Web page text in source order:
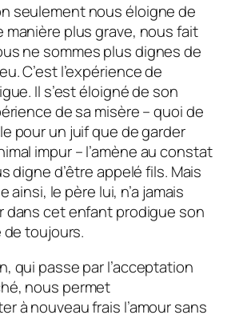
seulement nous éloigne de
manière plus grave, nous fait
ne sommes plus dignes de
C’est l’expérience de
Il s’est éloigné de son
de sa misère – quoi de
pour un juif que de garder
impur – l’amène au constat
digne d’être appelé fils. Mais
ainsi, le père lui, n’a jamais
dans cet enfant prodigue son
de toujours.
qui passe par l’acceptation
nous permet
à nouveau frais l’amour sans